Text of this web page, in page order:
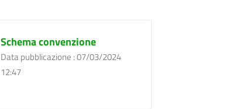
Schema convenzione
Data pubblicazione : 07/03/2024
12:47